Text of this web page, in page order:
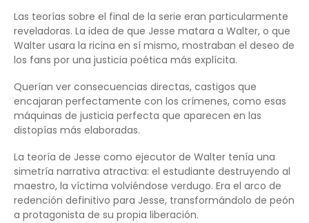
Las teorías sobre el final de la serie eran particularmente
reveladoras. La idea de que Jesse matara a Walter, o que
Walter usara la ricina en sí mismo, mostraban el deseo de
los fans por una justicia poética más explícita.
Querían ver consecuencias directas, castigos que
encajaran perfectamente con los crímenes, como esas
máquinas de justicia perfecta que aparecen en las
distopías más elaboradas.
La teoría de Jesse como ejecutor de Walter tenía una
simetría narrativa atractiva: el estudiante destruyendo al
maestro, la víctima volviéndose verdugo. Era el arco de
redención definitivo para Jesse, transformándolo de peón
a protagonista de su propia liberación.